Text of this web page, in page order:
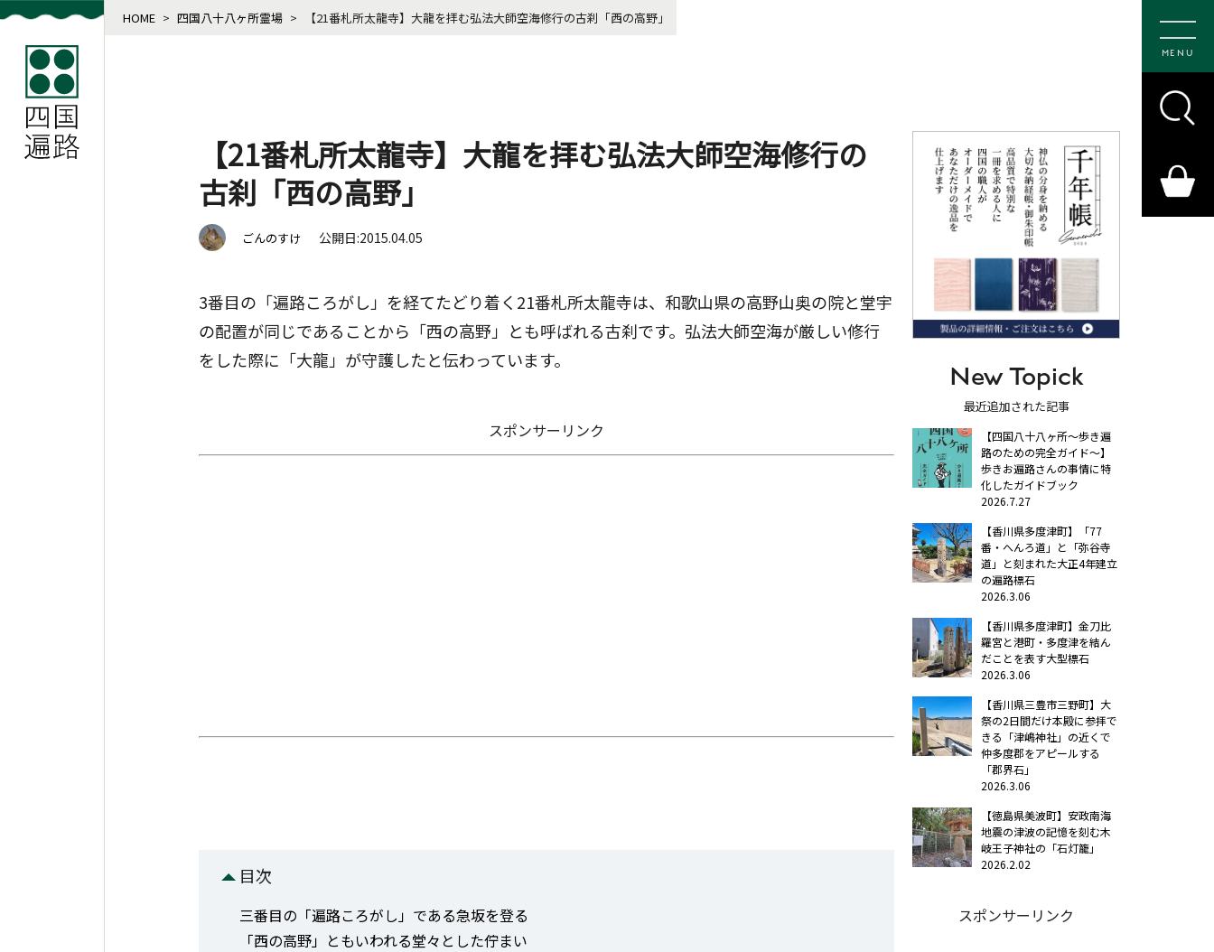
MENU
HOME > 四国八十八ヶ所霊場 > 【21番札所太龍寺】大龍を拝む弘法大師空海修行の古刹「西の高野」
【21番札所太龍寺】大龍を拝む弘法大師空海修行の
古刹「西の高野」
ごんのすけ 公開日:2015.04.05
3番目の「遍路ころがし」を経てたどり着く21番札所太龍寺は、和歌山県の高野山奥の院と堂宇
の配置が同じであることから「西の高野」とも呼ばれる古刹です。弘法大師空海が厳しい修行
をした際に「大龍」が守護したと伝わっています。
スポンサーリンク
目次
三番目の「遍路ころがし」である急坂を登る
「西の高野」ともいわれる堂々とした佇まい
New Topick
最近追加された記事
【四国八十八ヶ所～歩き遍
路のための完全ガイド～】
歩きお遍路さんの事情に特
化したガイドブック
2026.7.27
【香川県多度津町】「77
番・へんろ道」と「弥谷寺
道」と刻まれた大正4年建立
の遍路標石
2026.3.06
【香川県多度津町】金刀比
羅宮と港町・多度津を結ん
だことを表す大型標石
2026.3.06
【香川県三豊市三野町】大
祭の2日間だけ本殿に参拝で
きる「津嶋神社」の近くで
仲多度郡をアピールする
「郡界石」
2026.3.06
【徳島県美波町】安政南海
地震の津波の記憶を刻む木
岐王子神社の「石灯籠」
2026.2.02
スポンサーリンク